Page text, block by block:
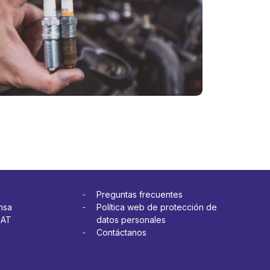
las bujías
de mi
Ver más
Preguntas frecuentes
Política web de protección de
datos personales
Contáctanos